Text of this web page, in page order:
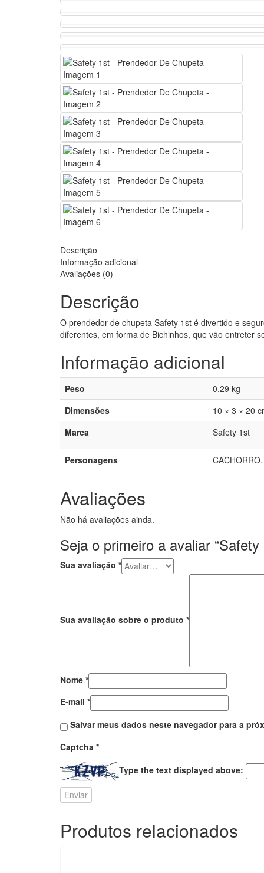
Descrição
Informação adicional
Avaliações (0)
Descrição
O prendedor de chupeta Safety 1st é divertido e
diferentes, em forma de Bichinhos, que vão entreter
Informação adicional
Peso
0,29 kg
Dimensões
10 × 3 × 20
Marca
Safety 1st
Personagens
Avaliações
Não há avaliações ainda.
Seja o primeiro a avaliar
Sua avaliação *
Sua avaliação sobre o produto *
Nome *
E-mail *
Salvar meus dados neste navegador para a
Captcha *
Type the text displayed above:
Produtos relacionados